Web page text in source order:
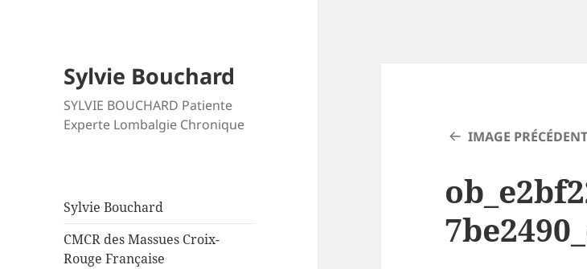
Sylvie Bouchard
SYLVIE BOUCHARD Patiente
Experte Lombalgie Chronique
Sylvie Bouchard
CMCR des Massues Croix-
Rouge Française
IMAGE